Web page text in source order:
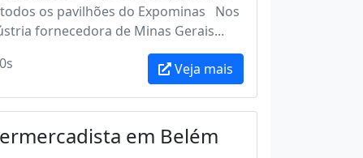
os pavilhões do Expominas Nos
fornecedora de Minas Gerais...
Veja mais
em Belém